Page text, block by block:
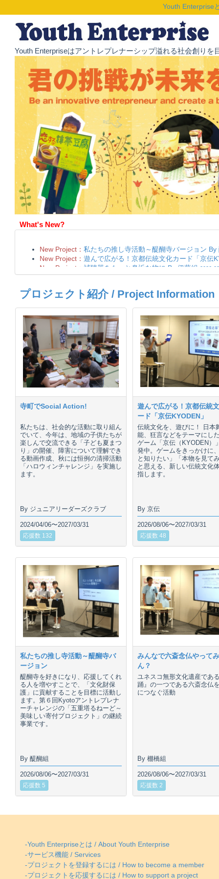
Youth Enterprise
Youth Enterpriseはアントレプレナーシップ溢れる社会創り
What's New?
プロジェクト紹介 / Project Information
寺町でSocial Action!
私たちは、社会的な活動に取り組ん
でいて、今年は、地域の子供たちが
楽しんで交流できる「子ども夏まつ
り」の開催、障害について理解でき
る動画作成、秋には恒例の清掃活動
「ハロウィンチャレンジ」を実施し
ます。
By ジュニアリーダーズクラブ
2024/04/06〜2027/03/31
応援数 132
遊んで広がる！京都伝統
ード「京伝KYODEN」
伝統文化を、遊びに！ 日本
能、狂言などをテーマにし
ゲーム「京伝（KYODEN）
発中。ゲームをきっかけに
と知りたい」「本物を見て
と思える、新しい伝統文化
指します。
By 京伝
2026/08/06〜2027/03/31
応援数 48
私たちの推し寺活動～醍醐寺バ
ージョン
醍醐寺を好きになり、応援してくれ
る人を増やすことで、「文化財保
護」に貢献することを目標に活動し
ます。第６回Kyotoアントレプレナ
ーチャレンジの「五重塔るねーど～
美味しい寄付プロジェクト」の継続
事業です。
By 醍醐組
2026/08/06〜2027/03/31
応援数 5
みんなで六斎念仏やって
ん？
ユネスコ無形文化遺産であ
踊』の一つである六斎念仏
につなぐ活動
By 棚橋組
2026/08/06〜2027/03/31
応援数 2
-Youth Enterpriseとは / About Youth Enterprise
-サービス機能 / Services
-プロジェクトを登録するには / How to become a member
-プロジェクトを応援するには / How to support a project